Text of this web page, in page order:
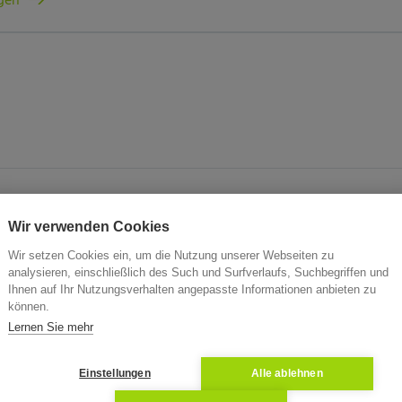
von Immobilien in Voigtstedt inklusive
zum Objekt, Verkehrswert und Aktenzeichen. Immobilie
Zwangsversteigerungen in Voigtstedt. Werden Sie
ZVG in Voigtstedt
Wir verwenden Cookies
Wir setzen Cookies ein, um die Nutzung unserer Webseiten zu
analysieren, einschließlich des Such und Surfverlaufs, Suchbegriffen und
Ihnen auf Ihr Nutzungsverhalten angepasste Informationen anbieten zu
können.
Lernen Sie mehr
Einstellungen Alle ablehnen